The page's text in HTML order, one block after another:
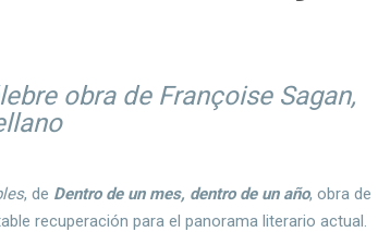
obra de Françoise Sagan,
, de Dentro de un mes, dentro de un año, obra de
recuperación para el panorama literario actual.